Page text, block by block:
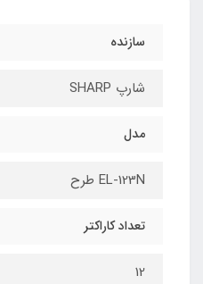
سازنده
شارپ SHARP
مدل
EL-123N طرح
تعداد کاراکتر
12